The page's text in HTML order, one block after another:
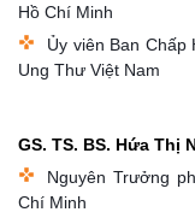
Hồ Chí Minh
Ủy viên Ban
Ung Thư Việt Nam
GS. TS. BS. Hứa Thị
Nguyên Trưởng
Chí Minh